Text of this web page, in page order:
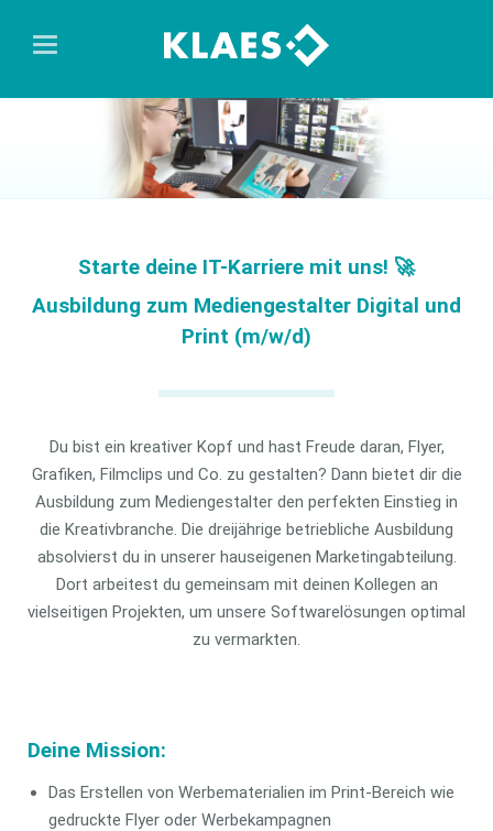
Starte deine IT-Karriere mit uns! 🚀
Ausbildung zum Mediengestalter Digital und
Print (m/w/d)
Du bist ein kreativer Kopf und hast Freude daran, Flyer,
Grafiken, Filmclips und Co. zu gestalten? Dann bietet dir die
Ausbildung zum Mediengestalter den perfekten Einstieg in
die Kreativbranche. Die dreijährige betriebliche Ausbildung
absolvierst du in unserer hauseigenen Marketingabteilung.
Dort arbeitest du gemeinsam mit deinen Kollegen an
vielseitigen Projekten, um unsere Softwarelösungen optimal
zu vermarkten.
Deine Mission:
Das Erstellen von Werbematerialien im Print-Bereich wie
gedruckte Flyer oder Werbekampagnen